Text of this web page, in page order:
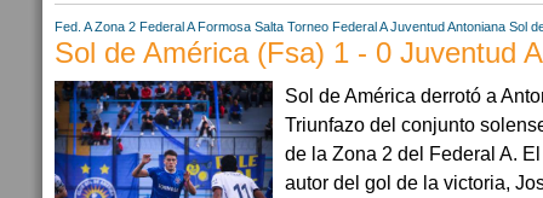
Fed. A Zona 2 Federal A Formosa Salta Torneo Federal A Juventud Antoniana Sol
Sol de América (Fsa) 1 - 0 Juventud
Sol de América derrotó a
Triunfazo del conjunto
de la Zona 2 del Federal A.
autor del gol de la victoria,